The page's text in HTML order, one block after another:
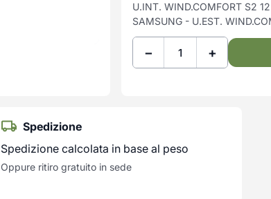
U.INT. WIND.COMFORT S2
SAMSUNG - U.EST.
− +
Spedizione
Spedizione calcolata in base al peso
Oppure ritiro gratuito in sede